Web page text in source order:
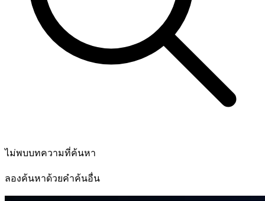
ไม่พบบทความที่ค้นหา
ลองค้นหาด้วยคำค้นอื่น